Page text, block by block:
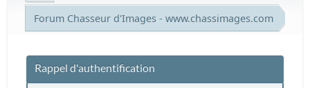
Forum Chasseur d'Images - www.chassimages.com
Rappel d'authentification